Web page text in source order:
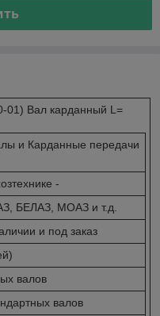
01) Вал карданный L=
и Карданные передачи
-
БЕЛАЗ, МОАЗ и т.д.
и под заказ
валов
валов